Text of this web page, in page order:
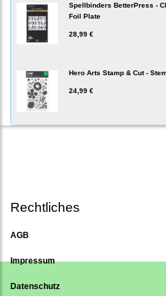
Spellbinders BetterPress -
Foil Plate
28,99 €
Hero Arts Stamp & Cut -
24,99 €
Rechtliches
AGB
Impressum
Datenschutz